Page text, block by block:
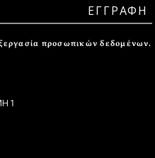
προσωπικών δεδομένων.
1